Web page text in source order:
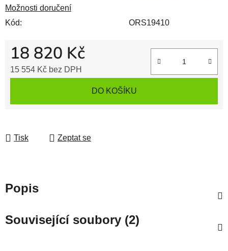
Možnosti doručení
Kód:
ORS19410
18 820 Kč
15 554 Kč bez DPH
DO KOŠÍKU
Tisk Zeptat se
Popis
Související soubory (2)